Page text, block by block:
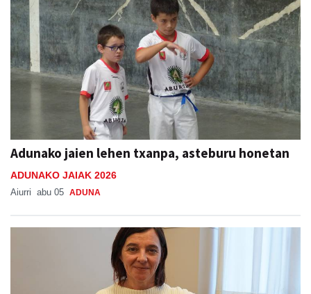
Adunako jaien lehen txanpa, asteburu honetan
ADUNAKO JAIAK 2026
Aiurri abu 05 ADUNA